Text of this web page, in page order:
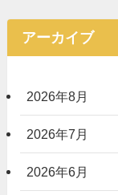
アーカイブ
2026年8月
2026年7月
2026年6月